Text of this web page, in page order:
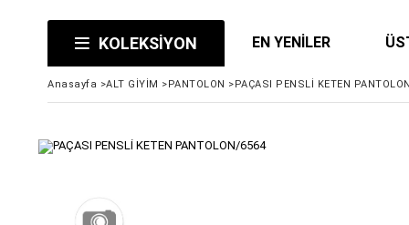
KOLEKSİYON EN YENİLER
Anasayfa >ALT GİYİM >PANTOLON >PAÇASI PENSLİ KETEN